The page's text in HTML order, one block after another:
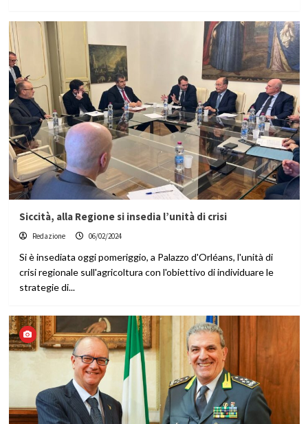
Siccità, alla Regione si insedia l’unità di crisi
Redazione 06/02/2024
Si è insediata oggi pomeriggio, a Palazzo d'Orléans, l'unità di
crisi regionale sull'agricoltura con l'obiettivo di individuare le
strategie di...